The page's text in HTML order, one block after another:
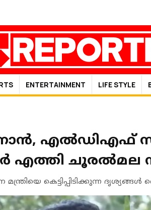
ENTERTAINMENT LIFE STYLE
എല്‍ഡിഎഫ്
എത്തി ചൂരല്‍മല
കെട്ടിപ്പിടിക്കുന്ന